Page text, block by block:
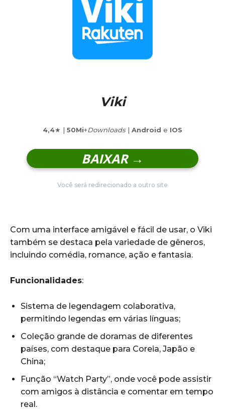
Viki
4,4★ | 50Mi+Downloads| Android e IOS
BAIXAR →
Você será redirecionado a outro site
Com uma interface amigável e fácil de usar, o Viki
também se destaca pela variedade de gêneros,
incluindo comédia, romance, ação e fantasia.
Funcionalidades:
Sistema de legendagem colaborativa,
permitindo legendas em várias línguas;
Coleção grande de doramas de diferentes
países, com destaque para Coreia, Japão e
China;
Função “Watch Party”, onde você pode assistir
com amigos à distância e comentar em tempo
real.